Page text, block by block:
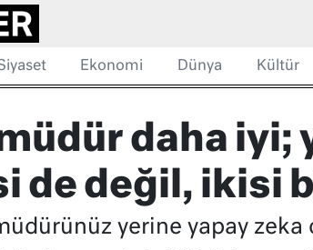
Ekonomi Dünya Kültür
daha iyi;
de değil, ikisi
yerine yapay